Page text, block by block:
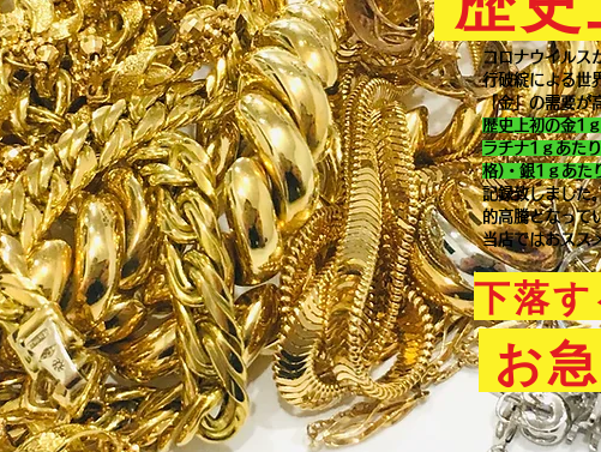
コロナウイルス
行破綻による世
「金」の需要が
歴史上初の金1
ラチナ1ｇあたり
格)・銀1ｇあた
記録致しました
的高騰となって
当店ではおスス
下落
お